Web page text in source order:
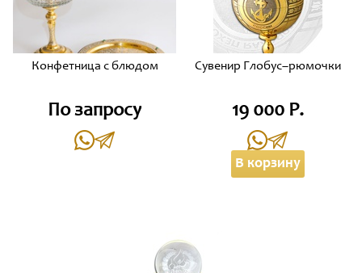
Конфетница с блюдом
По запросу
Сувенир Глобус–рюмочки
19 000 Р.
В корзину